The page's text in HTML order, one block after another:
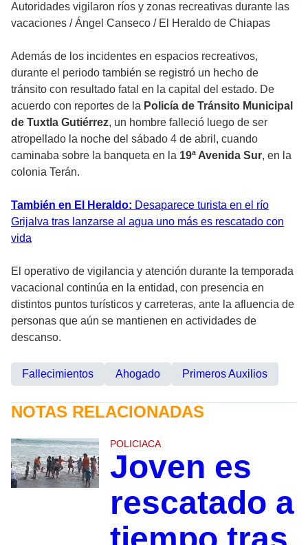
Autoridades vigilaron ríos y zonas recreativas durante las
vacaciones /Ángel Canseco / El Heraldo de Chiapas
Además de los incidentes en espacios recreativos,
durante el periodo también se registró un hecho de
tránsito con resultado fatal en la capital del estado. De
acuerdo con reportes de la Policía de Tránsito Municipal
de Tuxtla Gutiérrez, un hombre falleció luego de ser
atropellado la noche del sábado 4 de abril, cuando
caminaba sobre la banqueta en la 19ª Avenida Sur, en la
colonia Terán.
También en El Heraldo: Desaparece turista en el río
Grijalva tras lanzarse al agua uno más es rescatado con
vida
El operativo de vigilancia y atención durante la temporada
vacacional continúa en la entidad, con presencia en
distintos puntos turísticos y carreteras, ante la afluencia de
personas que aún se mantienen en actividades de
descanso.
Fallecimientos Ahogado Primeros Auxilios
NOTAS RELACIONADAS
POLICIACA
Joven es
rescatado a